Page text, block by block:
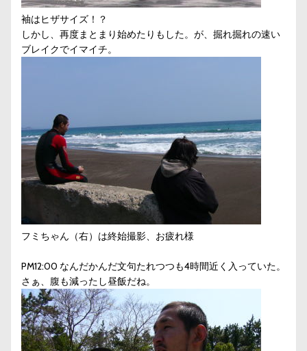
袖はヒザサイズ！？
しかし、再度まとまり始めたりもした。が、掘れ掘れの速い
ブレイクでイマイチ。
フミちゃん（右）は終始撮影、お疲れ様
PM12:00 なんだかんだ文句たれつつも4時間近く入っていた。
さぁ、腹も減ったし昼飯だね。